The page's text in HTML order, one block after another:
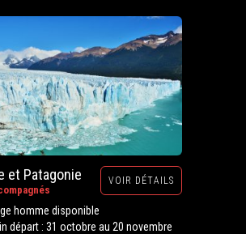
et Patagonie VOIR DÉTAILS
homme disponible
départ : 31 octobre au 20 novembre